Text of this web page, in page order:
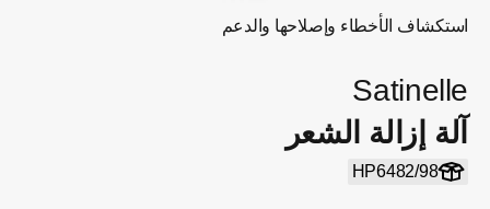
استكشاف الأخطاء وإصلاحها والدعم
Satinelle
آلة إزالة الشعر
HP6482/98